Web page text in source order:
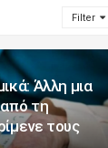
Filter
Άλλη μια
τη
τους